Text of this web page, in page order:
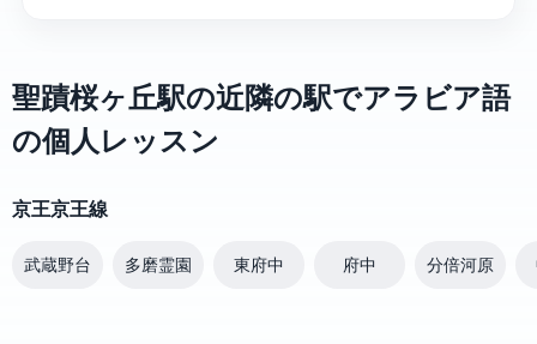
聖蹟桜ヶ丘駅の近隣の駅でアラビア語
の個人レッスン
京王京王線
武蔵野台 多磨霊園 東府中 府中 分倍河原